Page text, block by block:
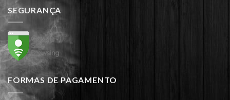
SEGURANÇA
FORMAS DE PAGAMENTO